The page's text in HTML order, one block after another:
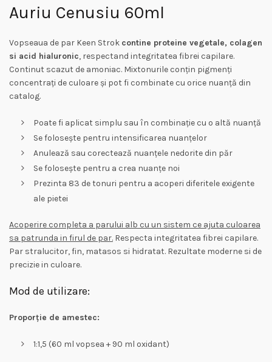
Auriu Cenusiu 60ml
Vopseaua de par Keen Strok contine proteine vegetale, colagen
si acid hialuronic, respectand integritatea fibrei capilare.
Continut scazut de amoniac. Mixtonurile conțin pigmenți
concentrați de culoare și pot fi combinate cu orice nuanță din
catalog.
Poate fi aplicat simplu sau în combinație cu o altă nuanță
Se folosește pentru intensificarea nuanțelor
Anulează sau corectează nuanțele nedorite din păr
Se folosește pentru a crea nuanțe noi
Prezinta 83 de tonuri pentru a acoperi diferitele exigente
ale pietei
Acoperire completa a parului alb cu un sistem ce ajuta culoarea
sa patrunda in firul de par. Respecta integritatea fibrei capilare.
Par stralucitor, fin, matasos si hidratat. Rezultate moderne si de
precizie in culoare.
Mod de utilizare:
Proporție de amestec:
1:1,5 (60 ml vopsea + 90 ml oxidant)